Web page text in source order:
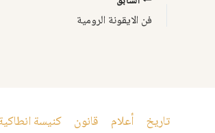
فن الايقونة الرومية
تاريخ أعلام قانون كنيسة